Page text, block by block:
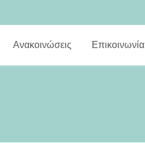
Ανακοινώσεις Επικοινωνία